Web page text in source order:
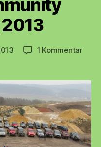
1 Kommentarzu